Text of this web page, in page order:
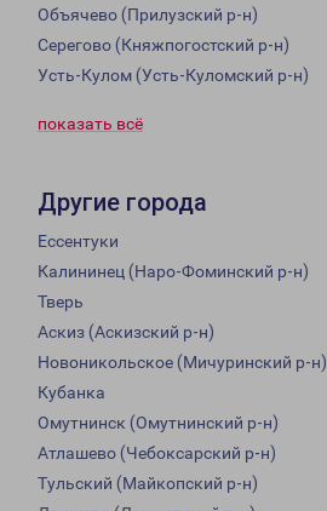
Объячево (Прилузский р-н)
Серегово (Княжпогостский р-н)
Усть-Кулом (Усть-Куломский р-н)
показать всё
Другие города
Ессентуки
Калининец (Наро-Фоминский р-н)
Тверь
Аскиз (Аскизский р-н)
Новоникольское (Мичуринский р-н)
Кубанка
Омутнинск (Омутнинский р-н)
Атлашево (Чебоксарский р-н)
Тульский (Майкопский р-н)